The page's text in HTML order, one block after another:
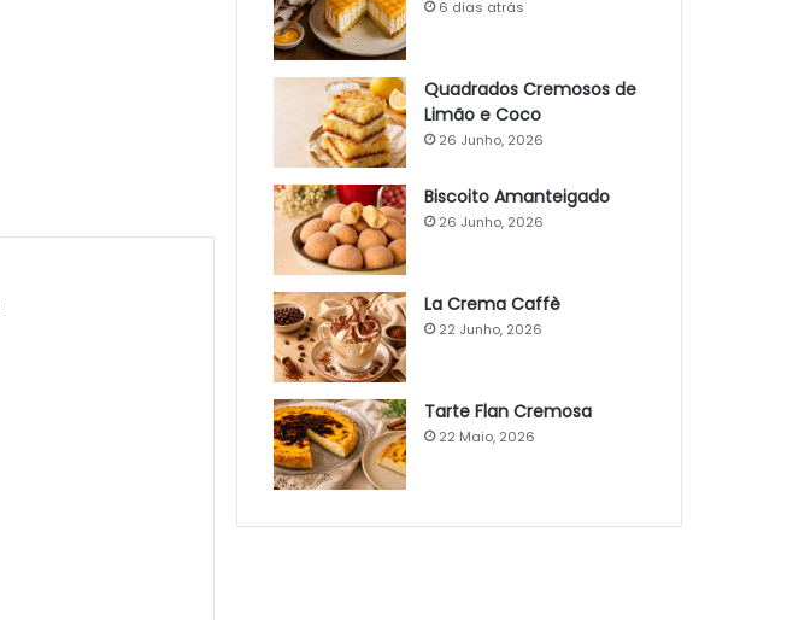
6 dias atrás
Quadrados Cremosos de
Limão e Coco
26 Junho, 2026
Biscoito Amanteigado
26 Junho, 2026
La Crema Caffè
22 Junho, 2026
Tarte Flan Cremosa
22 Maio, 2026